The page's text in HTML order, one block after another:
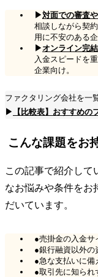
▶対面での審査
相談しながら契
用に不安のある企
▶オンライン完
入金スピードを
企業向け。
ファクタリング会社を一
▶
【比較表】おすすめの
こんな課題をお
この記事で紹介して
なお悩みや条件をお
だいています。
●売掛金の入金サ
●銀行融資以外の
●急な支払いに備
●取引先に知られ